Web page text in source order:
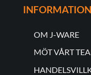
INFORMATION
OM J-WARE
MÖT VÅRT